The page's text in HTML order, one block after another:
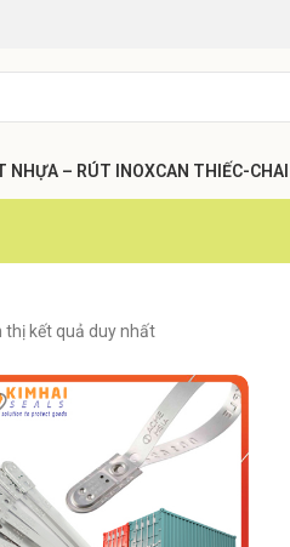
NHỰA – RÚT INOXCAN THIẾC-
thị kết quả duy nhất